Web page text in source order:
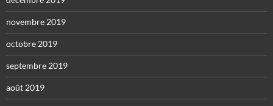
novembre 2019
octobre 2019
septembre 2019
août 2019